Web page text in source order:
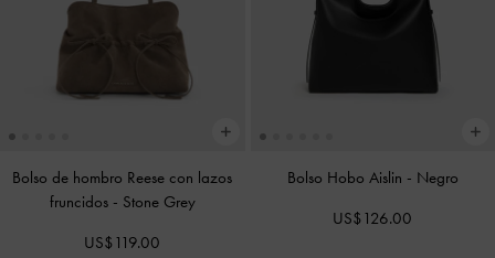
Bolso de hombro Reese con lazos
fruncidos - Stone Grey
US$119.00
Bolso Hobo Aislin - Negro
US$126.00